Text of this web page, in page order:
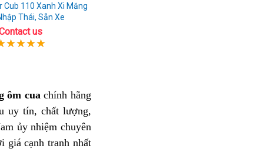
Cub 110 Xanh Xi Măng
Thái, Sẵn Xe
us
ôm cuahướng
dẫn
chính hãng
uy tín, chất lượng,
ủy nhiệm cua
góc
quà
tặng
chuyên
xử
giá cạnh tranh nhất